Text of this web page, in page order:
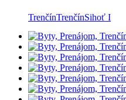
TrenčínTrenčínSihoť I